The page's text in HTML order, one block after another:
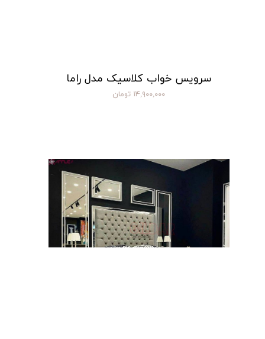
سرویس خواب کلاسیک مدل راما
۱۴,۹۰۰,۰۰۰ تومان